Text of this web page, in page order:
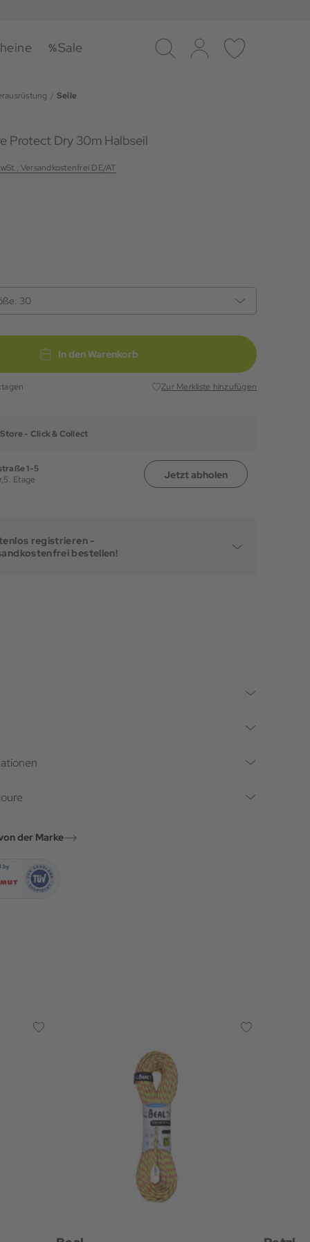
Sale
Suche Log-in Merkliste
Seile
Protect Dry 30m Halbseil
Versandkostenfrei DE/AT
30
In den Warenkorb
Zur Merkliste hinzufügen
- Click & Collect
1-5
5. Etage Jetzt abholen
registrieren -
bestellen!
der Marke